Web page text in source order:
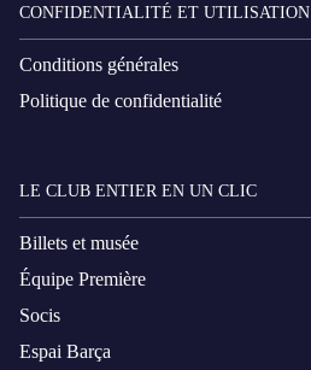
CONFIDENTIALITÉ ET UTILISATION
Conditions générales
Politique de confidentialité
LE CLUB ENTIER EN UN CLIC
Billets et musée
Équipe Première
Socis
Espai Barça